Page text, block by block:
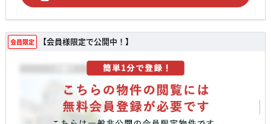
会員限定 【会員様限定で公開中！】